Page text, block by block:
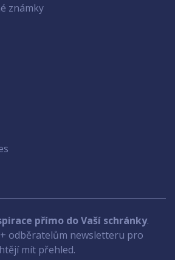
známky
přímo do Vaší schránky.
odběratelům newsletteru pro
mít přehled.